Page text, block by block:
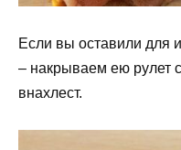
Если вы оставили для
– накрываем ею рулет
внахлест.